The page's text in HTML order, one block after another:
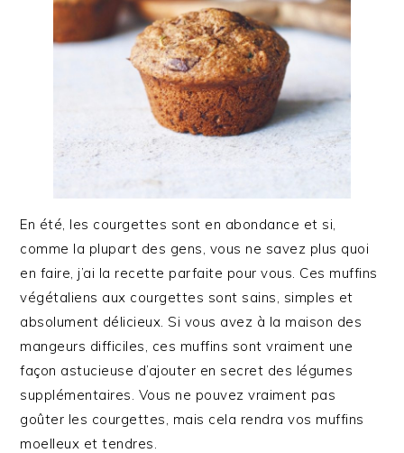
En été, les courgettes sont en abondance et si,
comme la plupart des gens, vous ne savez plus quoi
en faire, j’ai la recette parfaite pour vous. Ces muffins
végétaliens aux courgettes sont sains, simples et
absolument délicieux. Si vous avez à la maison des
mangeurs difficiles, ces muffins sont vraiment une
façon astucieuse d’ajouter en secret des légumes
supplémentaires. Vous ne pouvez vraiment pas
goûter les courgettes, mais cela rendra vos muffins
moelleux et tendres.